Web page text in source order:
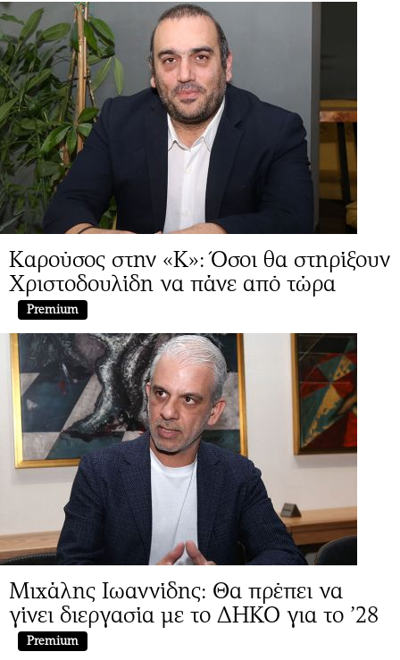
Καρούσος στην «Κ»: Όσοι θα στηρίξουν
Χριστοδουλίδη να πάνε από τώρα
Premium
Μιχάλης Ιωαννίδης: Θα πρέπει να
γίνει διεργασία με το ΔΗΚΟ για το ’28
Premium